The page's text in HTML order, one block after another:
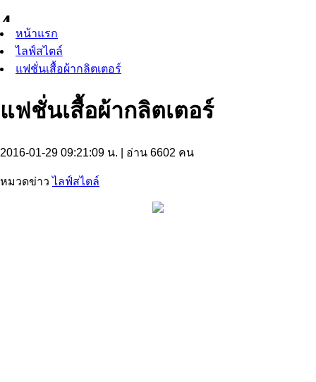
หน้าแรก
ไลฟ์สไตล์
แฟชั่นเสื้อผ้ากลิตเตอร์
แฟชั่นเสื้อผ้ากลิตเตอร์
2016-01-29 09:21:09 น. | อ่าน 6602 คน
หมวดข่าว ไลฟ์สไตล์